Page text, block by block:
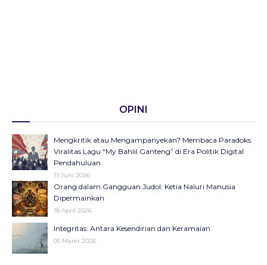
OPINI
Mengkritik atau Mengampanyekan? Membaca Paradoks
Viralitas Lagu “My Bahlil Ganteng” di Era Politik Digital
Pendahuluan
13 Juni 2026
Orang dalam Gangguan Judol: Ketia Naluri Manusia
Dipermainkan
18 April 2026
Integritas: Antara Kesendirian dan Keramaian
05 Maret 2026